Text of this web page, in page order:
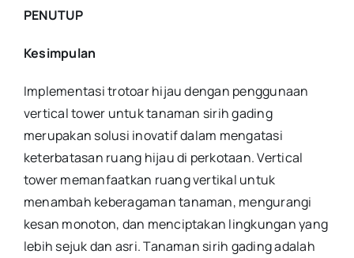
PENUTUP
Kesimpulan
Implementasi trotoar hijau dengan penggunaan
vertical tower untuk tanaman sirih gading
merupakan solusi inovatif dalam mengatasi
keterbatasan ruang hijau di perkotaan. Vertical
tower memanfaatkan ruang vertikal untuk
menambah keberagaman tanaman, mengurangi
kesan monoton, dan menciptakan lingkungan yang
lebih sejuk dan asri. Tanaman sirih gading adalah